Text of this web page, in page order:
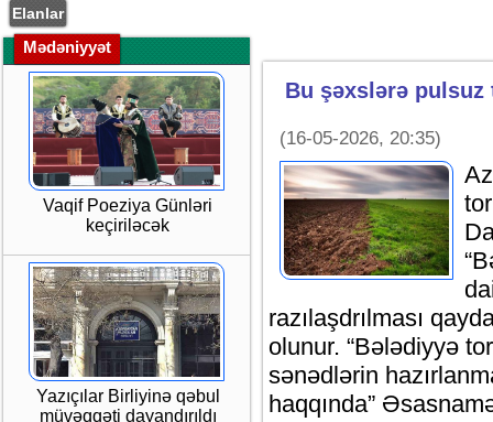
Elanlar
Mədəniyyət
Vaqif Poeziya Günləri
keçiriləcək
Yazıçılar Birliyinə qəbul
müvəqqəti dayandırıldı
Bu şəxslərə
(16-05-2026, 20:35)
razılaşdrılması
olunur. “Bələdiyyə
sənədlərin
haqqında”